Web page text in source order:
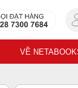
VỀ